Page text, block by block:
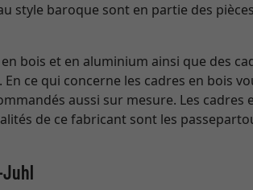
style baroque sont en partie des
bois et en aluminium ainsi que des
ce qui concerne les cadres en bois
aussi sur mesure. Les
de ce fabricant sont les
Juhl